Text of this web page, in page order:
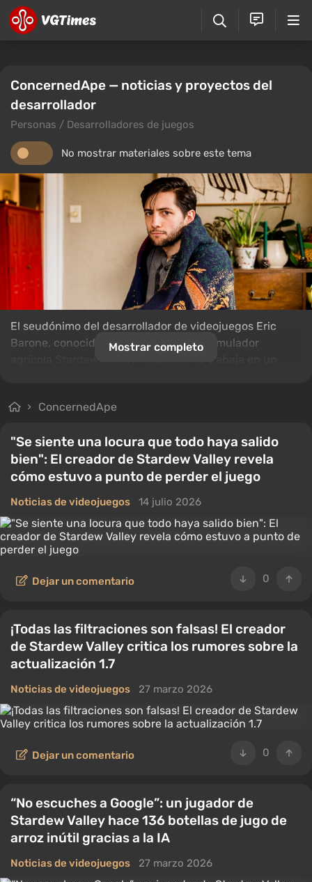
ConcernedApe — noticias y proyectos del
desarrollador
Personas / Desarrolladores de juegos
No mostrar materiales sobre este tema
El seudónimo del desarrollador de videojuegos Eric
Barone, conocido por su trabajo en el simulador
Mostrar completo
ConcernedApe
"Se siente una locura que todo haya salido
bien": El creador de Stardew Valley revela
cómo estuvo a punto de perder el juego
Noticias de videojuegos 14 julio 2026
0
Dejar un comentario
¡Todas las filtraciones son falsas! El creador
de Stardew Valley critica los rumores sobre la
actualización 1.7
Noticias de videojuegos 27 marzo 2026
0
Dejar un comentario
“No escuches a Google”: un jugador de
Stardew Valley hace 136 botellas de jugo de
arroz inútil gracias a la IA
Noticias de videojuegos 27 marzo 2026